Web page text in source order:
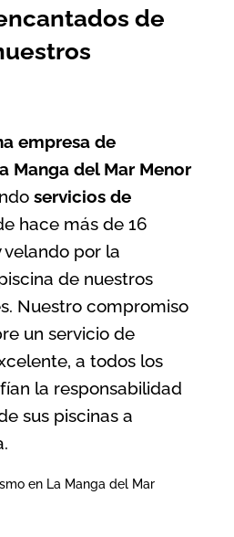
de
empresa de
Manga del Mar Menor
servicios de
hace más de 16
velando por la
de nuestros
Nuestro compromiso
un servicio de
a todos los
la responsabilidad
sus piscinas a